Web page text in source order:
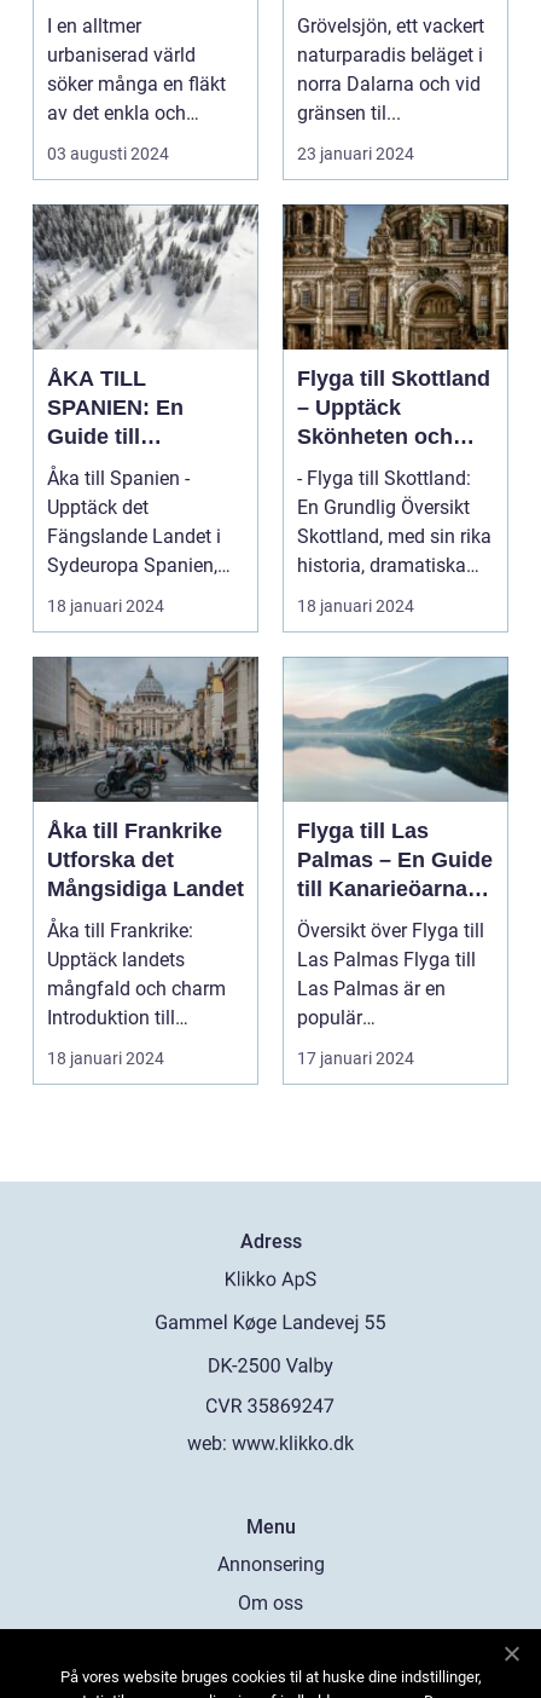
Unik Upplevelse
på Smålandstorpet
I en alltmer
urbaniserad värld
söker många en fläkt
av det enkla och
naturn&aum...
03 augusti 2024
fjällvandring på
toppnivå
Grövelsjön, ett vackert
naturparadis beläget i
norra Dalarna och vid
gränsen til...
23 januari 2024
ÅKA TILL
SPANIEN: En
Guide till
Spännande
Resmål och
Resetyper
Åka till Spanien -
Upptäck det
Fängslande Landet i
Sydeuropa Spanien,
beläget i sydvästra
Europa på...
18 januari 2024
Flyga till Skottland
– Upptäck
Skönheten och
Charmen i Detta
Fascinerande
Land
- Flyga till Skottland:
En Grundlig Översikt
Skottland, med sin rika
historia, dramatiska
landskap ...
18 januari 2024
Åka till Frankrike
Utforska det
Mångsidiga Landet
Åka till Frankrike:
Upptäck landets
mångfald och charm
Introduktion till
Frankrike och dess
popular...
18 januari 2024
Flyga till Las
Palmas – En Guide
till Kanarieöarnas
Pärla
Översikt över Flyga till
Las Palmas Flyga till
Las Palmas är en
populär
semesterdestination
för män...
17 januari 2024
Adress
web: www.klikko.dk
Menu
Annonsering
Om oss
Kontakta oss
På vores website bruges cookies til at huske dine indstillinger,